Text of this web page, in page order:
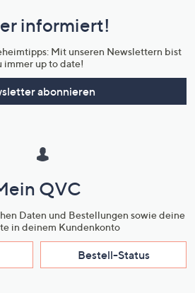
informiert!
Mit unseren Newslettern bist
immer up to date!
abonnieren
QVC
Daten und Bestellungen sowie deine
in deinem Kundenkonto
Bestell-Status